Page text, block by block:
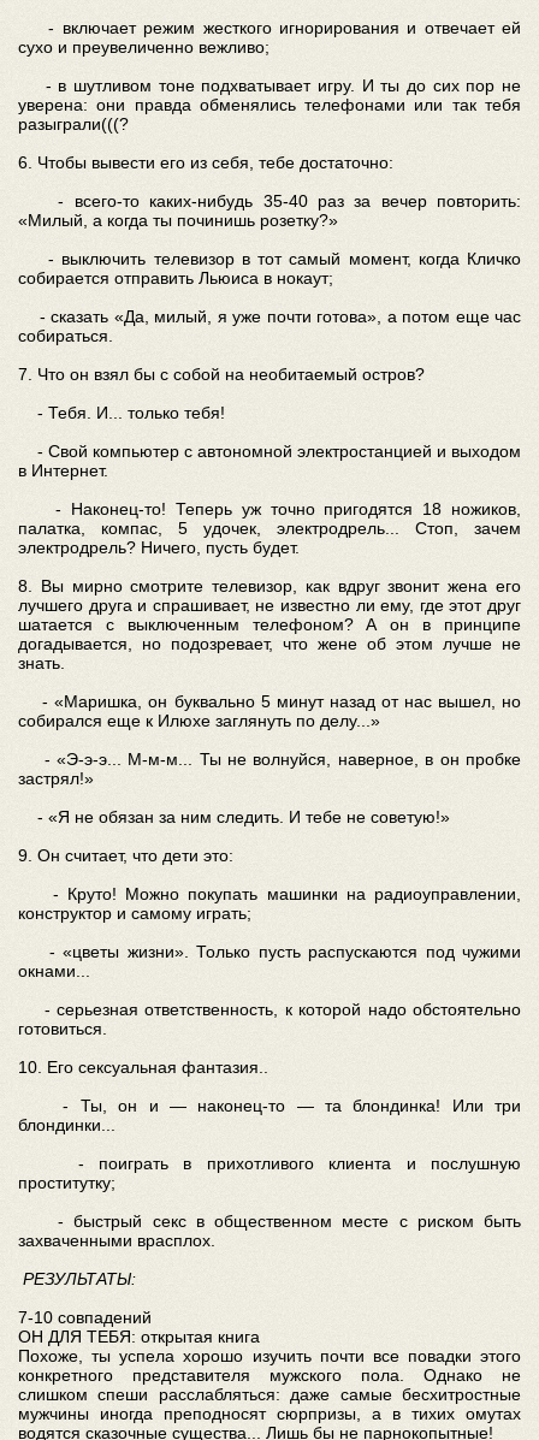
- включает режим жесткого игнорирования и отвечает ей
сухо и преувеличенно вежливо;
- в шутливом тоне подхватывает игру. И ты до сих пор не
уверена: они правда обменялись телефонами или так тебя
разыграли(((?
6. Чтобы вывести его из себя, тебе достаточно:
- всего-то каких-нибудь 35-40 раз за вечер повторить:
«Милый, а когда ты починишь розетку?»
- выключить телевизор в тот самый момент, когда Кличко
собирается отправить Льюиса в нокаут;
- сказать «Да, милый, я уже почти готова», а потом еще час
собираться.
7. Что он взял бы с собой нa необитаемый остров?
- Тебя. И... только тебя!
- Свой компьютер с автономной электростанцией и выходом
в Интернет.
- Наконец-то! Теперь уж точно пригодятся 18 ножиков,
палатка, компас, 5 удочек, электродрель... Стоп, зачем
электродрель? Ничего, пусть будет.
8. Вы мирно смотрите телевизор, как вдруг звонит жена его
лучшего друга и спрашивает, не известно ли ему, где этот друг
шатается с выключенным телефоном? А он в принципе
догадывается, но подозревает, что жене об этом лучше не
знать.
- «Маришка, он буквально 5 минут назад от нас вышел, но
собирался еще к Илюхе заглянуть по делу...»
- «Э-э-э... М-м-м... Ты не волнуйся, наверное, в он пробке
застрял!»
- «Я не обязан за ним следить. И тебе не советую!»
9. Он считает, что дети это:
- Круто! Можно покупать машинки на радиоуправлении,
конструктор и самому играть;
- «цветы жизни». Только пусть распускаются под чужими
окнами...
- серьезная ответственность, к которой надо обстоятельно
готовиться.
10. Его сексуальная фантазия..
- Ты, он и — наконец-то — та блондинка! Или три
блондинки...
- поиграть в прихотливого клиента и послушную
проститутку;
- быстрый секс в общественном месте с риском быть
захваченными врасплох.
РЕЗУЛЬТАТЫ:
7-10 совпадений
ОН ДЛЯ ТЕБЯ: открытая книга
Похоже, ты успела хорошо изучить почти все повадки этого
конкретного представителя мужского пола. Однако не
слишком спеши расслабляться: даже самые бесхитростные
мужчины иногда преподносят сюрпризы, а в тихих омутах
водятся сказочные существа... Лишь бы не парнокопытные!